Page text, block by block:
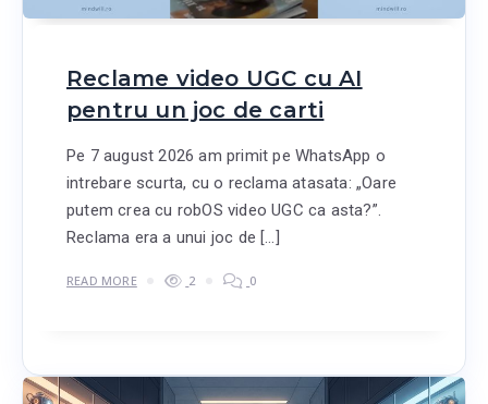
Reclame video UGC cu AI
pentru un joc de carti
Pe 7 august 2026 am primit pe WhatsApp o
intrebare scurta, cu o reclama atasata: „Oare
putem crea cu robOS video UGC ca asta?”.
Reclama era a unui joc de […]
READ MORE 2 0